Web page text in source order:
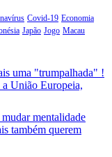
Covid-19 Economia
Japão Jogo Macau
uma "trumpalhada" !
União Europeia,
mentalidade
também querem